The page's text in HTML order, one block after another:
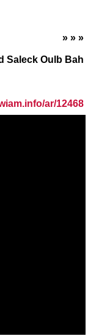
« « «
Saleck Oulb Bah
ar/12468